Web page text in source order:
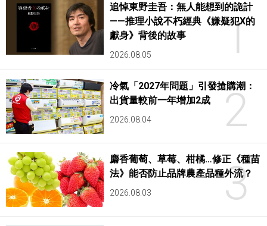
1
追悼東野圭吾：無人能想到的詭計
——推理小說不朽經典《嫌疑犯X的
獻身》背後的故事
2026.08.05
2
冷氣「2027年問題」引發搶購潮：
出貨量較前一年增加2成
2026.08.04
3
麝香葡萄、草莓、柑橘…修正《種苗
法》能否防止品牌農產品種外流？
2026.08.03